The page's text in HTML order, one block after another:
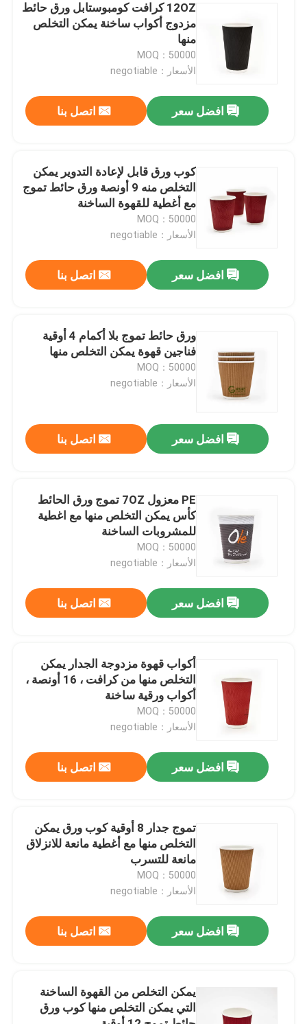
عرض الواقع الافتراضي
معلومات عنا
مراقبة الجودة
اتصل بنا
أخبار
كوب بلاستيك للاستعمال مرة واحدة
12OZ كرافت كومبوستابل ورق حائط
مزدوج أكواب ساخنة يمكن التخلص
منها
MOQ：50000
الأسعار：negotiable
افضل سعر اتصل بنا
كوب ورق قابل لإعادة التدوير يمكن
التخلص منه 9 أونصة ورق حائط تموج
مع أغطية للقهوة الساخنة
MOQ：50000
الأسعار：negotiable
افضل سعر اتصل بنا
ورق حائط تموج بلا أكمام 4 أوقية
فناجين قهوة يمكن التخلص منها
MOQ：50000
الأسعار：negotiable
افضل سعر اتصل بنا
PE معزول 7OZ تموج ورق الحائط
كأس يمكن التخلص منها مع اغطية
للمشروبات الساخنة
MOQ：50000
الأسعار：negotiable
افضل سعر اتصل بنا
أكواب قهوة مزدوجة الجدار يمكن
التخلص منها من كرافت ، 16 أونصة ،
أكواب ورقية ساخنة
MOQ：50000
الأسعار：negotiable
افضل سعر اتصل بنا
تموج جدار 8 أوقية كوب ورق يمكن
التخلص منها مع أغطية مانعة للانزلاق
مانعة للتسرب
MOQ：50000
الأسعار：negotiable
افضل سعر اتصل بنا
يمكن التخلص من القهوة الساخنة
التي يمكن التخلص منها كوب ورق